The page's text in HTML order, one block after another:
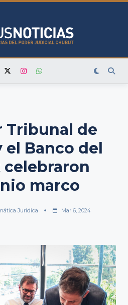
Tribunal de
el Banco del
marco
Jurídica Mar 6, 2024